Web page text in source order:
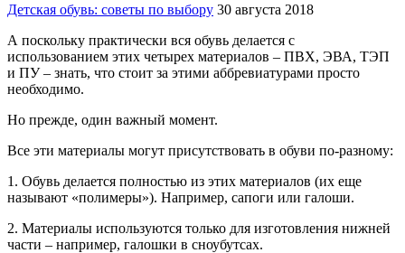
Детская обувь: советы по выбору 30 августа 2018
А поскольку практически вся обувь делается с
использованием этих четырех материалов – ПВХ, ЭВА, ТЭП
и ПУ – знать, что стоит за этими аббревиатурами просто
необходимо.
Но прежде, один важный момент.
Все эти материалы могут присутствовать в обуви по-разному:
1. Обувь делается полностью из этих материалов (их еще
называют «полимеры»). Например, сапоги или галоши.
2. Материалы используются только для изготовления нижней
части – например, галошки в сноубутсах.